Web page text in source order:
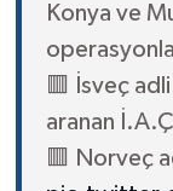
Konya ve
🟥 İsveç adli
aranan
🟥 Norveç